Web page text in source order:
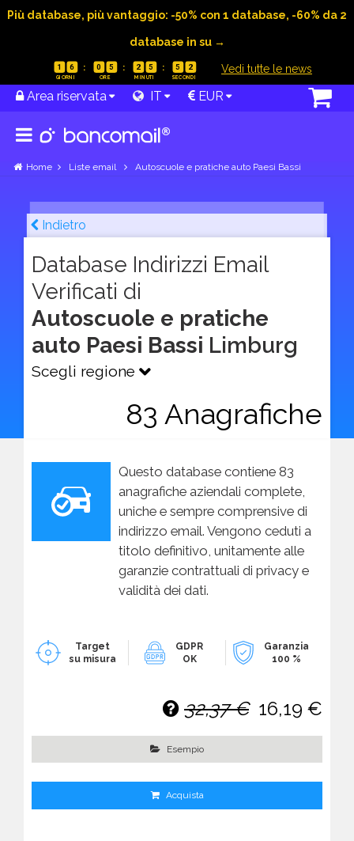
Più database, più vantaggio: -50% con 1 database, -60% da 2
database in su →
1 6 0 5 2 5 5 1 Vedi tutte le news
Area riservata IT EUR
Home Liste email Autoscuole e pratiche auto Paesi Bassi
Indietro
Database Indirizzi Email
Verificati di
Autoscuole e pratiche
auto Paesi Bassi Limburg
Scegli regione
83 Anagrafiche
Questo database contiene 83
anagrafiche aziendali complete,
uniche e sempre comprensive di
indirizzo email. Vengono ceduti a
titolo definitivo, unitamente alle
garanzie contrattuali di privacy e
validità dei dati.
Target
su misura
GDPR
OK
Garanzia
100 %
32,37 € 16,19 €
Esempio
Acquista